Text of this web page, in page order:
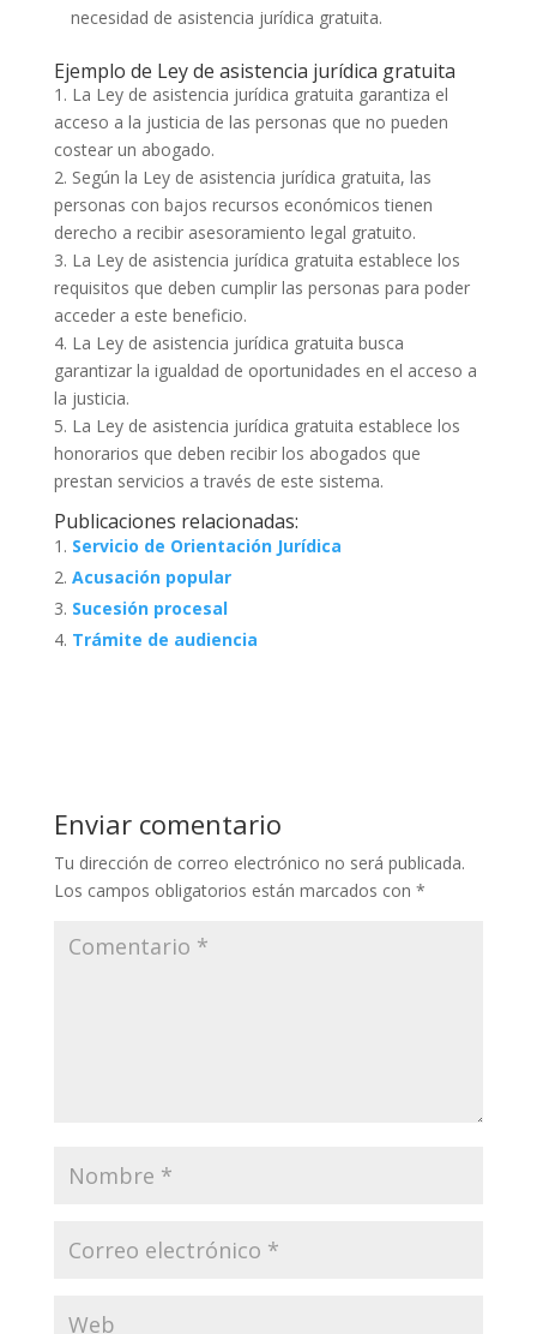
necesidad de asistencia jurídica gratuita.
Ejemplo de Ley de asistencia jurídica gratuita
1. La Ley de asistencia jurídica gratuita garantiza el
acceso a la justicia de las personas que no pueden
costear un abogado.
2. Según la Ley de asistencia jurídica gratuita, las
personas con bajos recursos económicos tienen
derecho a recibir asesoramiento legal gratuito.
3. La Ley de asistencia jurídica gratuita establece los
requisitos que deben cumplir las personas para poder
acceder a este beneficio.
4. La Ley de asistencia jurídica gratuita busca
garantizar la igualdad de oportunidades en el acceso a
la justicia.
5. La Ley de asistencia jurídica gratuita establece los
honorarios que deben recibir los abogados que
prestan servicios a través de este sistema.
Publicaciones relacionadas:
Servicio de Orientación Jurídica
Acusación popular
Sucesión procesal
Trámite de audiencia
Enviar comentario
Tu dirección de correo electrónico no será publicada.
Los campos obligatorios están marcados con *